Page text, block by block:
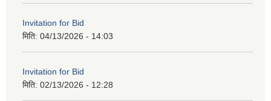
Invitation for Bid
मिति: 04/13/2026 - 14:03
Invitation for Bid
मिति: 02/13/2026 - 12:28